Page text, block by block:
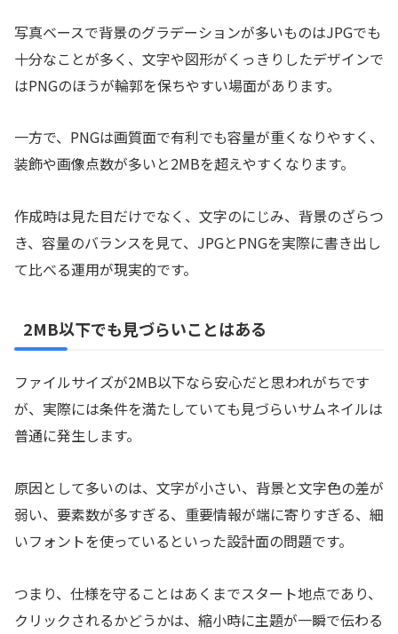
写真ベースで背景のグラデーションが多いものはJPGでも
十分なことが多く、文字や図形がくっきりしたデザインで
はPNGのほうが輪郭を保ちやすい場面があります。
一方で、PNGは画質面で有利でも容量が重くなりやすく、
装飾や画像点数が多いと2MBを超えやすくなります。
作成時は見た目だけでなく、文字のにじみ、背景のざらつ
き、容量のバランスを見て、JPGとPNGを実際に書き出し
て比べる運用が現実的です。
2MB以下でも見づらいことはある
ファイルサイズが2MB以下なら安心だと思われがちです
が、実際には条件を満たしていても見づらいサムネイルは
普通に発生します。
原因として多いのは、文字が小さい、背景と文字色の差が
弱い、要素数が多すぎる、重要情報が端に寄りすぎる、細
いフォントを使っているといった設計面の問題です。
つまり、仕様を守ることはあくまでスタート地点であり、
クリックされるかどうかは、縮小時に主題が一瞬で伝わる